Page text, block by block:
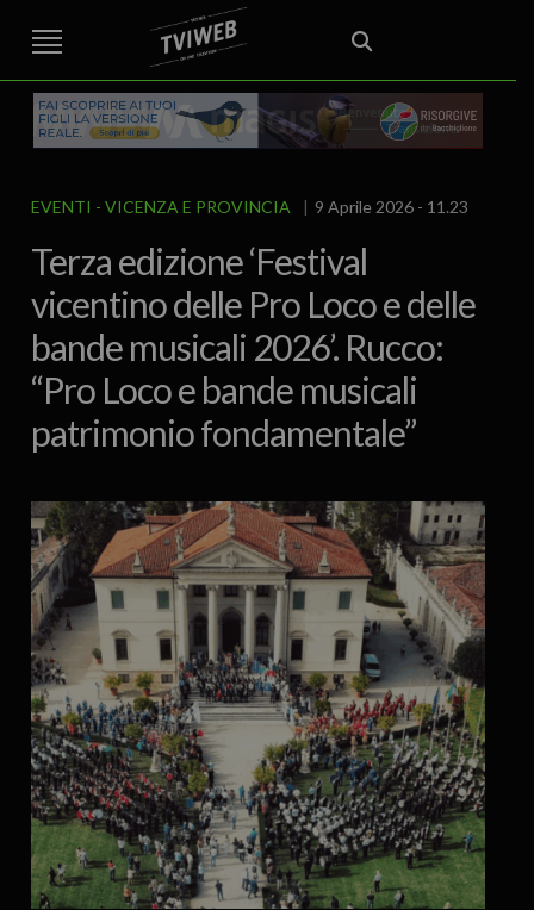
STREET TG CRONACA VENETO
VICENZA E PROVINCIA
AREA BERICA
ECONOMIA ATTUALITA’ POLITICA
EDITORIALE ITALIA E MONDO CURIOSITÀ – LIFESTYLE
CULTURA ARTE
SPORT
IL GRAFFIO FOOD & DRINK FUORIPORTA EROTICO VICENTINO
EVENTI VICENZA E PROVINCIA 9 Aprile 2026 - 11.23
Terza edizione ‘Festival
vicentino delle Pro Loco e delle
bande musicali 2026’. Rucco:
“Pro Loco e bande musicali
patrimonio fondamentale”